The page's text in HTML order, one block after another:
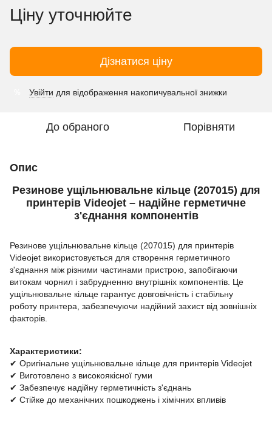
Ціну уточнюйте
Дізнатися ціну
Увійти для відображення накопичувальної знижки
До обраного Порівняти
Опис
Резинове ущільнювальне кільце (207015) для
принтерів Videojet – надійне герметичне
з'єднання компонентів
Резинове ущільнювальне кільце (207015) для принтерів
Videojet використовується для створення герметичного
з'єднання між різними частинами пристрою, запобігаючи
витокам чорнил і забрудненню внутрішніх компонентів. Це
ущільнювальне кільце гарантує довговічність і стабільну
роботу принтера, забезпечуючи надійний захист від зовнішніх
факторів.
Характеристики:
✔ Оригінальне ущільнювальне кільце для принтерів Videojet
✔ Виготовлено з високоякісної гуми
✔ Забезпечує надійну герметичність з'єднань
✔ Стійке до механічних пошкоджень і хімічних впливів